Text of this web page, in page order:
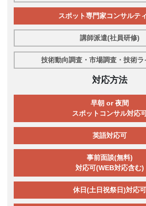
スポット専門家コンサルテ
講師派遣(社員研修)
技術動向調査・市場調査・技術ラ
対応方法
早朝 or 夜間
スポットコンサル対応
英語対応可
事前面談(無料)
対応可(WEB対応含む)
休日(土日祝祭日)対応可